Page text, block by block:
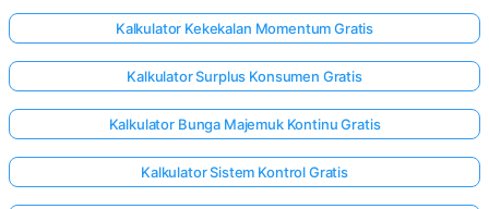
Kalkulator Kekekalan Momentum Gratis
Kalkulator Surplus Konsumen Gratis
Kalkulator Bunga Majemuk Kontinu Gratis
Kalkulator Sistem Kontrol Gratis